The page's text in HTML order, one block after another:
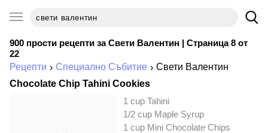
900 прости рецепти заСвети Валентин | Страница 8 от
22
Рецепти Специално Събитие
Свети Валентин
Chocolate Chip Tahini Cookies
1 cup Tahini
1/2 cup Maple Syrup
1 cup Mini Chocolate Chips